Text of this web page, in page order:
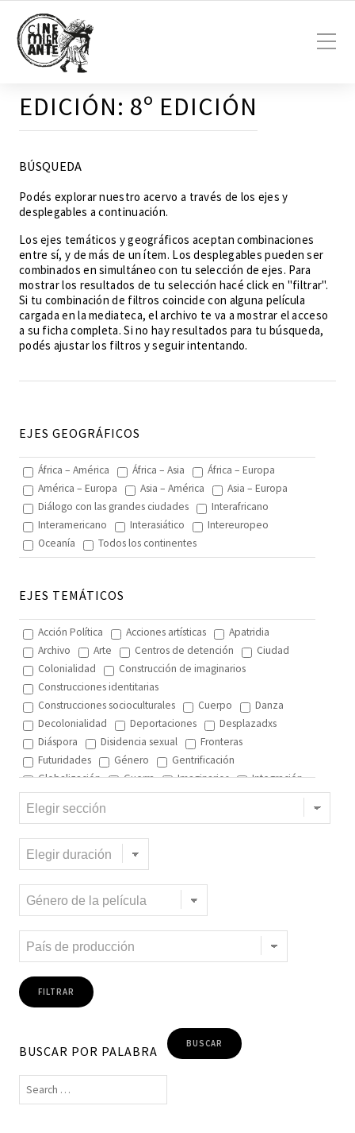
EDICIÓN: 8º EDICIÓN
BÚSQUEDA
Podés explorar nuestro acervo a través de los ejes y
desplegables a continuación.
Los ejes temáticos y geográficos aceptan combinaciones
entre sí, y de más de un ítem. Los desplegables pueden ser
combinados en simultáneo con tu selección de ejes. Para
mostrar los resultados de tu selección hacé click en "filtrar".
Si tu combinación de filtros coincide con alguna película
cargada en la mediateca, el archivo te va a mostrar el acceso
a su ficha completa. Si no hay resultados para tu búsqueda,
podés ajustar los filtros y seguir intentando.
EJES GEOGRÁFICOS
África – América África – Asia
África – Europa
América – Europa
Asia – América
Asia – Europa
Diálogo con las grandes ciudades
Interafricano
Interamericano
Interasiático
Intereuropeo
Oceanía
Todos los continentes
EJES TEMÁTICOS
Acción Política Acciones artísticas
Apatridia
Archivo
Arte Centros de detención
Ciudad
Colonialidad
Construcción de imaginarios
Construcciones identitarias
Construcciones socioculturales
Cuerpo
Danza
Decolonialidad
Deportaciones
Desplazadxs
Diáspora
Disidencia sexual
Fronteras
Futuridades
Género
Gentrificación
Globalización
Guerra Imaginarios
Integración
Interculturalidad
Interculturalidad en el arte
Interculturalidad en la música
Migración y DD.HH
Migración y globalización
Migración y Pueblos originarios
Migración y recursos naturales
Migración y salud
Movimiento
Mujeres
Niñez
Otredad
Pueblos Originarios
Racialidad
Refugiadxs y solicitantes de asilo
BUSCAR POR PALABRA